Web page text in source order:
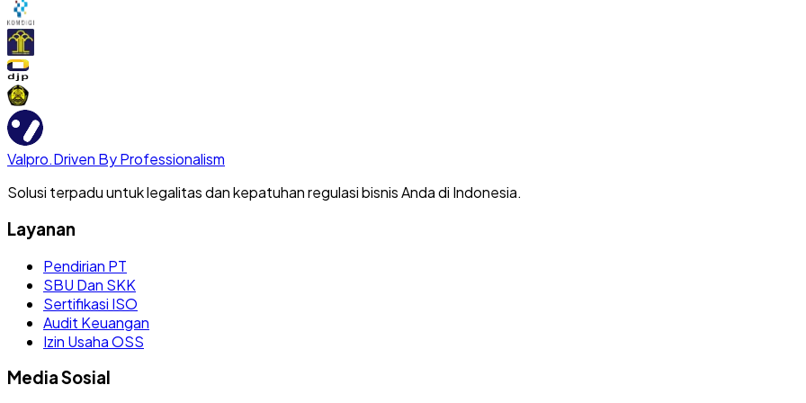
Valpro.Driven By Professionalism
Solusi terpadu untuk legalitas dan kepatuhan regulasi bisnis Anda di Indonesia.
Layanan
Pendirian PT
SBU Dan SKK
Sertifikasi ISO
Audit Keuangan
Izin Usaha OSS
Media Sosial